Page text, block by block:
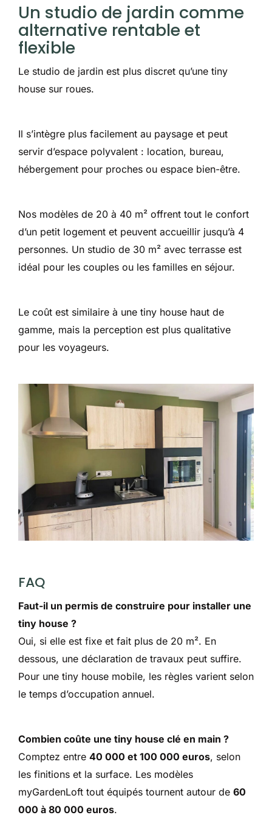
Un studio de jardin comme
alternative rentable et
flexible
Le studio de jardin est plus discret qu’une tiny
house sur roues.
Il s’intègre plus facilement au paysage et peut
servir d’espace polyvalent : location, bureau,
hébergement pour proches ou espace bien-être.
Nos modèles de 20 à 40 m² offrent tout le confort
d’un petit logement et peuvent accueillir jusqu’à 4
personnes. Un studio de 30 m² avec terrasse est
idéal pour les couples ou les familles en séjour.
Le coût est similaire à une tiny house haut de
gamme, mais la perception est plus qualitative
pour les voyageurs.
FAQ
Faut-il un permis de construire pour installer une
tiny house ?
Oui, si elle est fixe et fait plus de 20 m². En
dessous, une déclaration de travaux peut suffire.
Pour une tiny house mobile, les règles varient selon
le temps d’occupation annuel.
Combien coûte une tiny house clé en main ?
Comptez entre 40 000 et 100 000 euros, selon
les finitions et la surface. Les modèles
myGardenLoft tout équipés tournent autour de 60
000 à 80 000 euros.